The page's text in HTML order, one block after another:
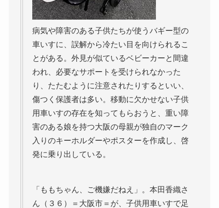
病気や障害のある子供たちが使うバギー型の
車いすに、誤解から冷たい目を向けられるこ
とがある。外見が似ているベビーカーと間違
われ、必要なサポートを受けられなかった
り、たたむように注意されたりするといい、
傷つく保護者は多い。移動に欠かせない子供
用車いすの存在を知ってもらおうと、重い障
害のある娘を持つ大阪の母親が独自のマーク
入りのキーホルダーやポスターを作成し、啓
発に乗り出している。
「ももちゃん、ご機嫌だねえ」。本田香織さ
ん（３６）＝大阪市＝が、子供用車いすで足